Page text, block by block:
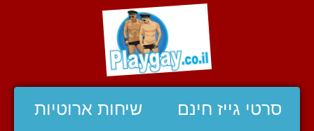
סרטי גייז חינם שיחות ארוטיות